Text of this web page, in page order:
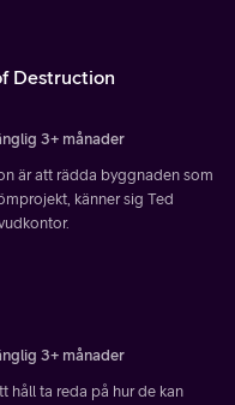
Destruction
3+ månader
är att rädda byggnaden som
känner sig Ted
3+ månader
håll ta reda på hur de kan